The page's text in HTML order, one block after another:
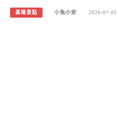
基隆景點 小兔小安 2026-07-05